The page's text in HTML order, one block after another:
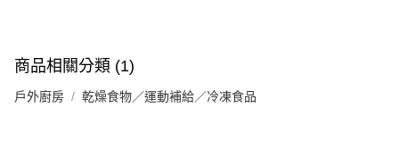
商品相關分類 (1)
戶外廚房 乾燥食物／運動補給／冷凍食品